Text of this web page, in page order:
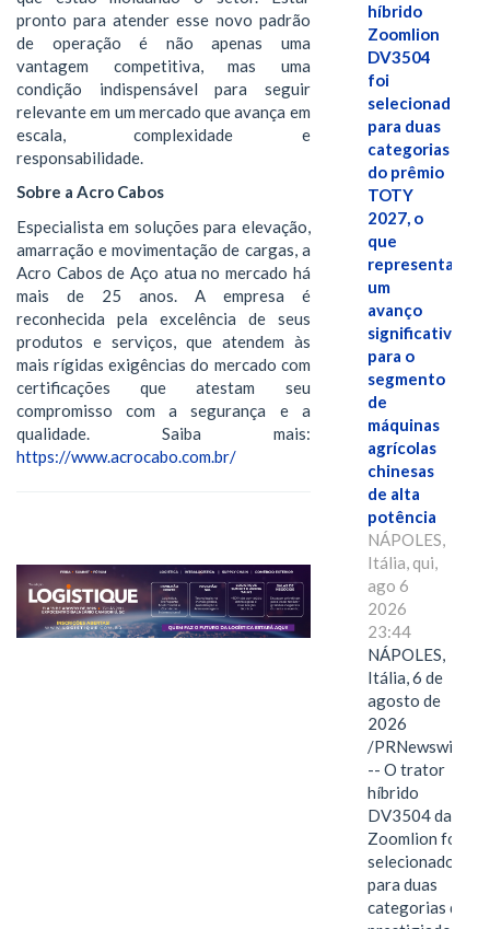
pronto para atender esse novo padrão
de operação é não apenas uma
vantagem competitiva, mas uma
condição indispensável para seguir
relevante em um mercado que avança em
escala, complexidade e
responsabilidade.
Sobre a Acro Cabos
Especialista em soluções para elevação,
amarração e movimentação de cargas, a
Acro Cabos de Aço atua no mercado há
mais de 25 anos. A empresa é
reconhecida pela excelência de seus
produtos e serviços, que atendem às
mais rígidas exigências do mercado com
certificações que atestam seu
compromisso com a segurança e a
qualidade. Saiba mais:
https://www.acrocabo.com.br/
híbrido
Zoomlion
DV3504
foi
selecionado
para duas
categorias
do prêmio
TOTY
2027, o
que
representa
um
avanço
significativo
para o
segmento
de
máquinas
agrícolas
chinesas
de alta
potência
NÁPOLES,
Itália, qui,
ago 6
2026
23:44
NÁPOLES,
Itália, 6 de
agosto de
2026
/PRNewswire/
-- O trator
híbrido
DV3504 da
Zoomlion foi
selecionado
para duas
categorias do